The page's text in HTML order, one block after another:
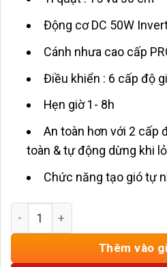
Động cơ DC 50W
Cánh nhưa cao cấp
Điều khiển : 6 cấp độ
Hẹn giờ 1- 8h
An toàn hơn với 2 cấp
toàn & tự động dừng khi
Chức năng tạo gió tự
Quạt Trần Trang Trí Phòng
Thêm vào